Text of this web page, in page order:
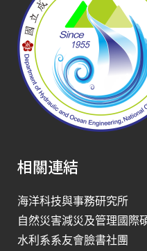
相關連結
海洋科技與事務研究所
自然災害減災及管理國際
水利系系友會臉書社團